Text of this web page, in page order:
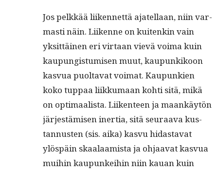
Jos pelkkää liiken­net­tä ajatel­laan, niin var­
masti näin. Liikenne on kuitenkin vain
yksit­täi­nen eri vir­taan vievä voima kuin
kaupungis­tu­misen muut, kaupunkikoon
kasvua puolta­vat voimat. Kaupunkien
koko tup­paa liikku­maan kohti sitä, mikä
on opti­maal­ista. Liiken­teen ja maankäytön
jär­jestämisen iner­tia, sitä seu­raa­va kus­
tan­nusten (sis. aika) kasvu hidas­ta­vat
ylöspäin skaalaamista ja ohjaa­vat kasvua
mui­hin kaupunkei­hin niin kauan kuin